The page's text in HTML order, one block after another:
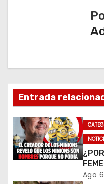
i
ó
n
d
e
e
Entrada
SU
Ago